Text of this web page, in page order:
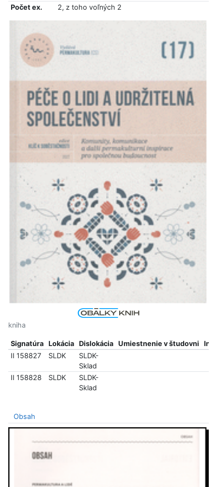
Počet ex.
2, z toho voľných 2
kniha
Signatúra Lokácia Dislokácia Umiestnenie v študovni
Info
II 158827
SLDK
SLDK-
Sklad
II 158828
SLDK
SLDK-
Sklad
Obsah